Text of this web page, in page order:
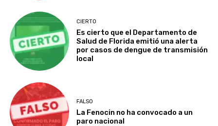
CIERTO
Es cierto que el Departamento de
Salud de Florida emitió una alerta
por casos de dengue de transmisión
local
FALSO
La Fenocin no ha convocado a un
paro nacional